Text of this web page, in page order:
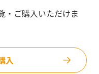
・ご購入いただけま
入